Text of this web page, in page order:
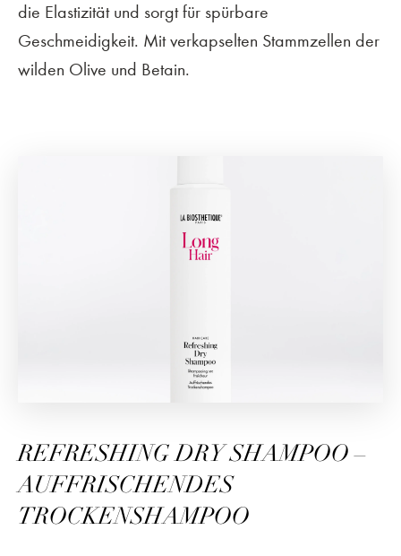
die Elastizität und sorgt für spürbare
Geschmeidigkeit. Mit verkapselten Stammzellen der
wilden Olive und Betain.
REFRESHING DRY SHAMPOO –
AUFFRISCHENDES
TROCKENSHAMPOO